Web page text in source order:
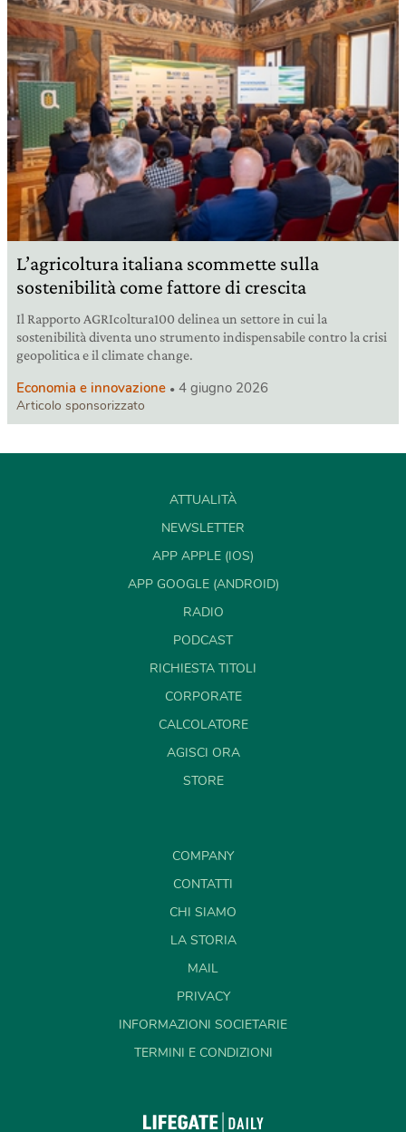
L’agricoltura italiana scommette sulla
sostenibilità come fattore di crescita
Il Rapporto AGRIcoltura100 delinea un settore in cui la
sostenibilità diventa uno strumento indispensabile contro la crisi
geopolitica e il climate change.
Economia e innovazione 4 giugno 2026
Articolo sponsorizzato
ATTUALITÀ
NEWSLETTER
APP APPLE (IOS)
APP GOOGLE (ANDROID)
RADIO
PODCAST
RICHIESTA TITOLI
CORPORATE
CALCOLATORE
AGISCI ORA
STORE
COMPANY
CONTATTI
CHI SIAMO
LA STORIA
MAIL
PRIVACY
INFORMAZIONI SOCIETARIE
TERMINI E CONDIZIONI